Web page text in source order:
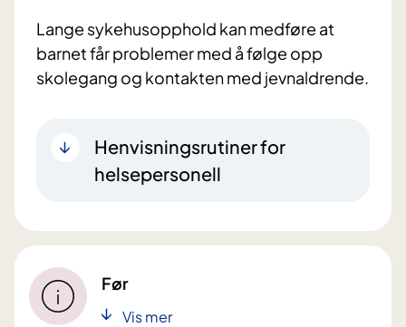
Lange sykehusopphold kan medføre at
barnet får problemer med å følge opp
skolegang og kontakten med jevnaldrende.
Henvisningsrutiner for
helsepersonell
Før
Vis mer